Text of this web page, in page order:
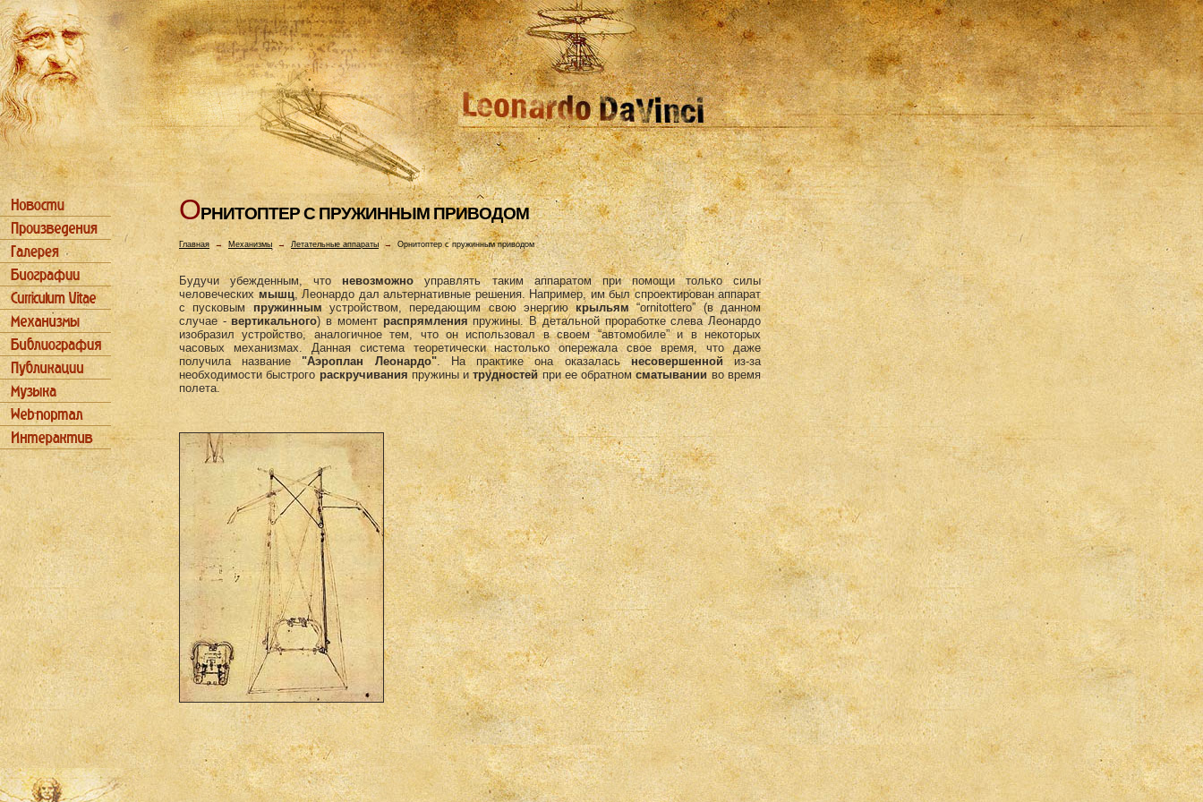
ОРHИТОПТЕР С ПРУЖИHHЫМ ПРИВОДОМ
Главная→ Механизмы →Летательные аппараты→ Орнитоптер с пружинным приводом
Будучи убежденным, чтоневозможноуправлять таким аппаратом при помощи только силы
человеческихмышц, Леонардо дал альтернативные решения. Например, им был спроектирован аппарат
с пусковым пружиннымустройством, передающим свою энергиюкрыльям“ornitottero” (в данном
случае - вертикального) в момент распрямленияпружины. В детальной проработке слева Леонардо
изобразил устройство, аналогичное тем, что он использовал в своем “автомобиле” и в некоторых
часовых механизмах. Данная система теоретически настолько опережала свое время, что даже
получила название"Аэроплан Леонардо". На практике она оказаласьнесовершеннойиз-за
необходимости быстрого раскручивания пружины итрудностейпри ее обратномсматывании во время
полета.